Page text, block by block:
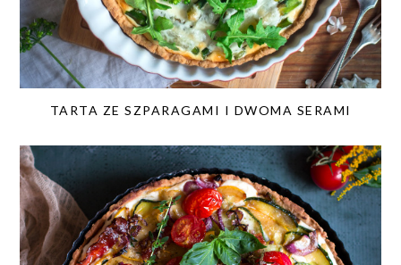
TARTA ZE SZPARAGAMI I DWOMA SERAMI